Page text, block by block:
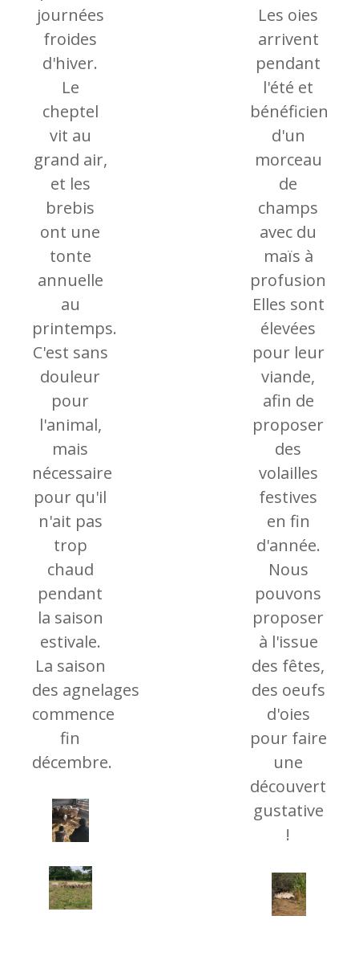
journées
froides
d'hiver.
Le
cheptel
vit au
grand air,
et les
brebis
ont une
tonte
annuelle
au
printemps.
C'est sans
douleur
pour
l'animal,
mais
nécessaire
pour qu'il
n'ait pas
trop
chaud
pendant
la saison
estivale.
La saison
des agnelages
commence
fin
décembre.
Les oies
arrivent
pendant
l'été et
bénéficient
d'un
morceau
de
champs
avec du
maïs à
profusion.
Elles sont
élevées
pour leur
viande,
afin de
proposer
des
volailles
festives
en fin
d'année.
Nous
pouvons
proposer
à l'issue
des fêtes,
des oeufs
d'oies
pour faire
une
découverte
gustative
!